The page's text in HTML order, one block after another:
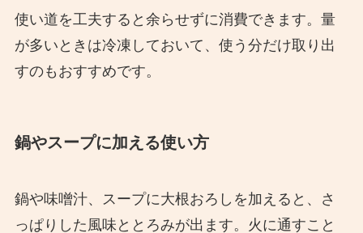
使い道を工夫すると余らせずに消費できます。量
が多いときは冷凍しておいて、使う分だけ取り出
すのもおすすめです。
鍋やスープに加える使い方
鍋や味噌汁、スープに大根おろしを加えると、さ
っぱりした風味ととろみが出ます。火に通すこと